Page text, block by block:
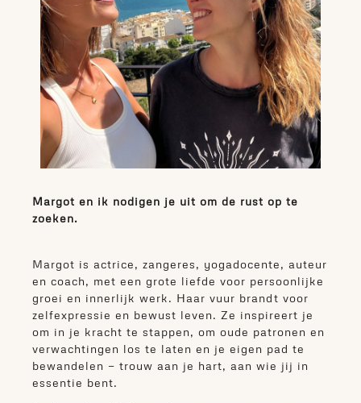
Margot en ik nodigen je uit om de rust op te
zoeken.
Margot is actrice, zangeres, yogadocente, auteur
en coach, met een grote liefde voor persoonlijke
groei en innerlijk werk. Haar vuur brandt voor
zelfexpressie en bewust leven. Ze inspireert je
om in je kracht te stappen, om oude patronen en
verwachtingen los te laten en je eigen pad te
bewandelen — trouw aan je hart, aan wie jij in
essentie bent.